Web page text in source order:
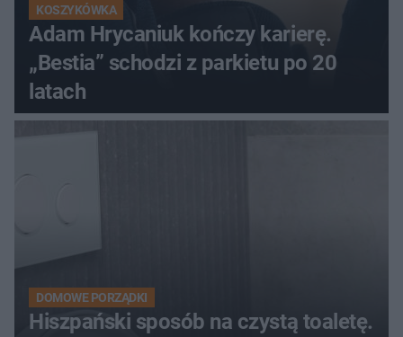
KOSZYKÓWKA
Adam Hrycaniuk kończy karierę.
„Bestia” schodzi z parkietu po 20
latach
DOMOWE PORZĄDKI
Hiszpański sposób na czystą toaletę.